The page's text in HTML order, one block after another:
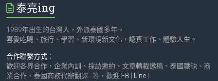
泰亮ing
1989年出生的台灣人，外派泰國多年。
喜愛吃喝、旅行、學習、新環境新文化，認真工作、體驗人生。
合作聯繫方式 ：
歡迎各界合作，企業內訓、採訪邀約、文章轉載邀稿、泰國職缺、商
業合作、泰國商務代辦翻譯…等，歡迎 FB Line